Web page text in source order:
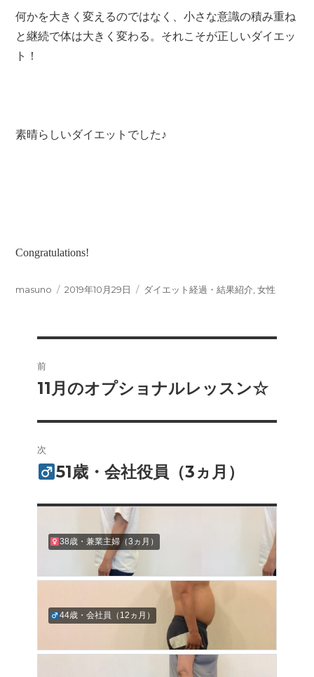
何かを大きく変えるのではなく、小さな意識の積み重ね
と継続で体は大きく変わる。それこそが正しいダイエッ
ト！
素晴らしいダイエットでした♪
Congratulations!
投
masuno
投
2019年10月29日
カ
ダイエット経過・結果紹介,女性
稿
ビ
ゲ
ー
シ
前
前
投
稿:
11月のオプショナルレッスン☆
次
次
投
51歳・会社役員（3ヵ月）
38歳・兼業主婦（3ヵ月）
44歳・会社員（12ヵ月）